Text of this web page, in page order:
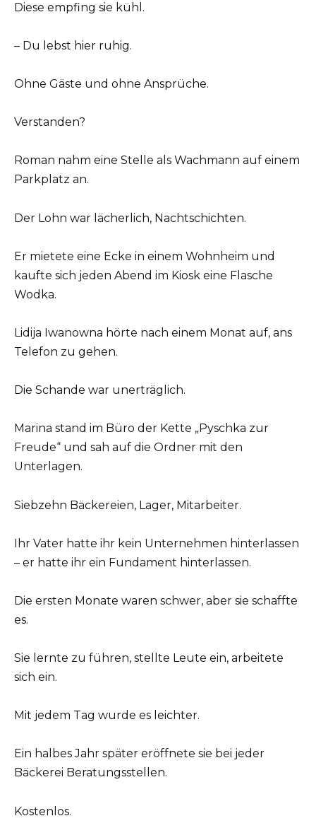
Diese empfing sie kühl.
– Du lebst hier ruhig.
Ohne Gäste und ohne Ansprüche.
Verstanden?
Roman nahm eine Stelle als Wachmann auf einem
Parkplatz an.
Der Lohn war lächerlich, Nachtschichten.
Er mietete eine Ecke in einem Wohnheim und
kaufte sich jeden Abend im Kiosk eine Flasche
Wodka.
Lidija Iwanowna hörte nach einem Monat auf, ans
Telefon zu gehen.
Die Schande war unerträglich.
Marina stand im Büro der Kette „Pyschka zur
Freude“ und sah auf die Ordner mit den
Unterlagen.
Siebzehn Bäckereien, Lager, Mitarbeiter.
Ihr Vater hatte ihr kein Unternehmen hinterlassen
– er hatte ihr ein Fundament hinterlassen.
Die ersten Monate waren schwer, aber sie schaffte
es.
Sie lernte zu führen, stellte Leute ein, arbeitete
sich ein.
Mit jedem Tag wurde es leichter.
Ein halbes Jahr später eröffnete sie bei jeder
Bäckerei Beratungsstellen.
Kostenlos.